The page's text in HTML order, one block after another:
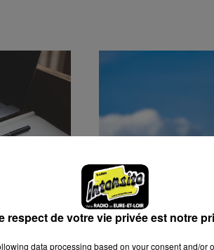
DES VOLS À
DANS LE
respect de votre vie privée est notre
data processing based on your consent and/or